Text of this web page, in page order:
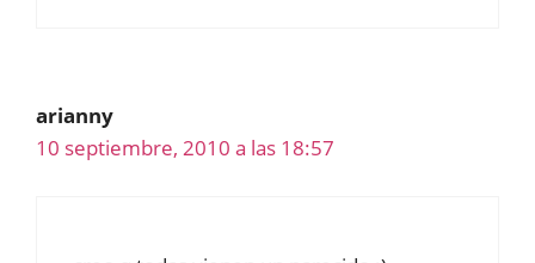
arianny
10 septiembre, 2010 a las 18:57